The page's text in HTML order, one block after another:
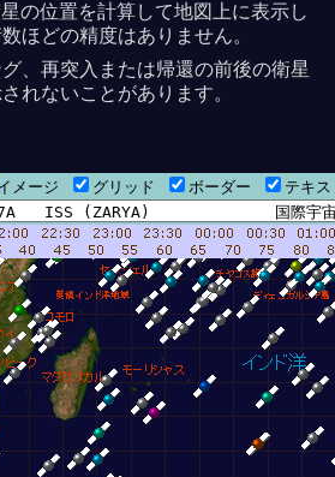
の位置を計算して地図上に表示し
ほどの精度はありません。
、再突入または帰還の前後の衛星
れないことがあります。
メージ グリッド ボーダー テキ